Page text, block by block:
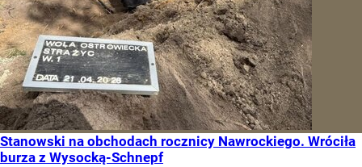
Stanowski na obchodach rocznicy Nawrockiego. Wróciła
burza z Wysocką-Schnepf